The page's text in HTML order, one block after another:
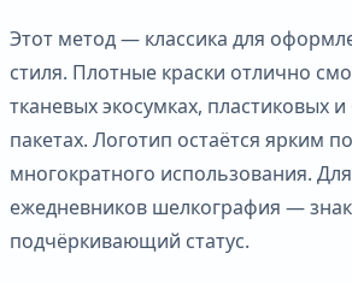
Этот метод — классика для
стиля. Плотные краски отлично
тканевых экосумках, пластиковых
пакетах. Логотип остаётся ярким
многократного использования.
ежедневников шелкография — знак
подчёркивающий статус.